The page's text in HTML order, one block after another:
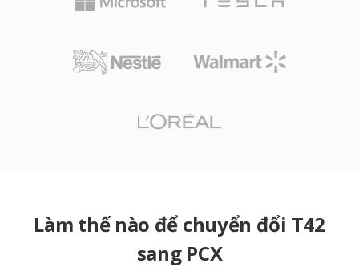
Làm thế nào để chuyển đổi T42
sang PCX